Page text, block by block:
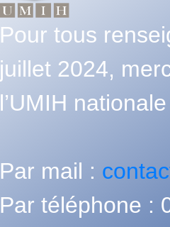
Pour tous
juillet 2024,
l’UMIH nationale
Par mail :
Par téléphone :